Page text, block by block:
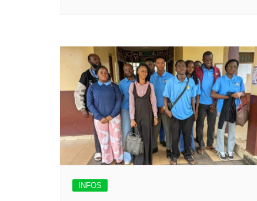
INFOS